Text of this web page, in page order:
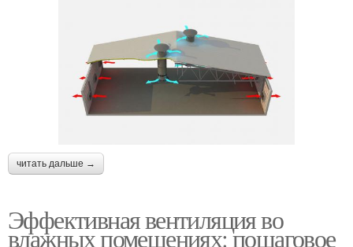
читать дальше →
Эффективная вентиляция во
влажных помещениях: пошаговое